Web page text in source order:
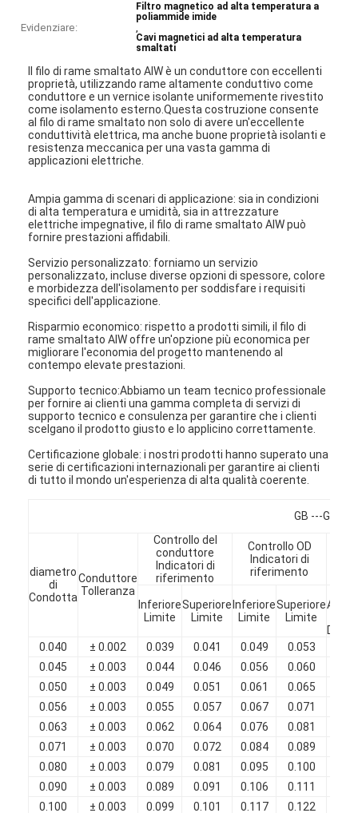
Casa.
Spettacolo VR
Evidenziare:
Filtro magnetico ad alta temperatura a
poliammide imide
,
Cavi magnetici ad alta temperatura
smaltati
Il filo di rame smaltato AIW è un conduttore con eccellenti
proprietà, utilizzando rame altamente conduttivo come
conduttore e un vernice isolante uniformemente rivestito
come isolamento esterno.Questa costruzione consente
al filo di rame smaltato non solo di avere un'eccellente
conduttività elettrica, ma anche buone proprietà isolanti e
resistenza meccanica per una vasta gamma di
applicazioni elettriche.
Ampia gamma di scenari di applicazione: sia in condizioni
di alta temperatura e umidità, sia in attrezzature
elettriche impegnative, il filo di rame smaltato AIW può
fornire prestazioni affidabili.
Servizio personalizzato: forniamo un servizio
personalizzato, incluse diverse opzioni di spessore, colore
e morbidezza dell'isolamento per soddisfare i requisiti
specifici dell'applicazione.
Risparmio economico: rispetto a prodotti simili, il filo di
rame smaltato AIW offre un'opzione più economica per
migliorare l'economia del progetto mantenendo al
contempo elevate prestazioni.
Supporto tecnico:Abbiamo un team tecnico professionale
per fornire ai clienti una gamma completa di servizi di
supporto tecnico e consulenza per garantire che i clienti
scelgano il prodotto giusto e lo applicino correttamente.
Certificazione globale: i nostri prodotti hanno superato una
serie di certificazioni internazionali per garantire ai clienti
di tutto il mondo un'esperienza di alta qualità coerente.
GB ---
diametro
di
Condotta
Conduttore
Tolleranza
Controllo del
conduttore
Indicatori di
riferimento
Controllo OD
Indicatori di
riferimento
Inferiore
Limite
Superiore
Limite
Inferiore
Limite
Superiore
Limite
0.040
± 0.002 0.039 0.041 0.049 0.053
0.045
± 0.003 0.044 0.046 0.056 0.060
0.050
± 0.003 0.049 0.051 0.061 0.065
0.056
± 0.003 0.055 0.057 0.067 0.071
0.063
± 0.003 0.062 0.064 0.076 0.081
0.071
± 0.003 0.070 0.072 0.084 0.089
0.080
± 0.003 0.079 0.081 0.095 0.100
0.090
± 0.003 0.089 0.091 0.106 0.111
0.100
± 0.003 0.099 0.101 0.117 0.122